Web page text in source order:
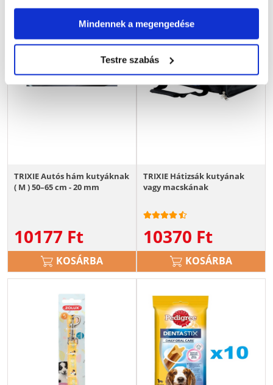
Mindennek a megengedése
Testre szabás
TRIXIE Autós hám kutyáknak
( M ) 50–65 cm - 20 mm
10177 Ft
KOSÁRBA
TRIXIE Hátizsák kutyának
vagy macskának
10370 Ft
KOSÁRBA